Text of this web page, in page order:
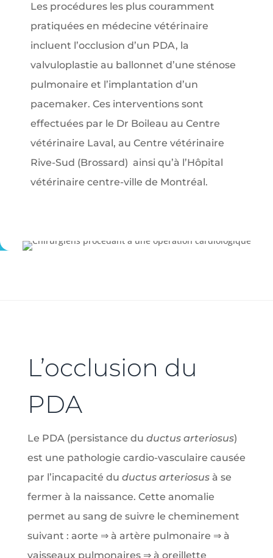
Les procédures les plus couramment
pratiquées en médecine vétérinaire
incluent l’occlusion d’un PDA, la
valvuloplastie au ballonnet d’une sténose
pulmonaire et l’implantation d’un
pacemaker. Ces interventions sont
effectuées par le Dr Boileau au Centre
vétérinaire Laval, au Centre vétérinaire
Rive-Sud (Brossard) ainsi qu’à l’Hôpital
vétérinaire centre-ville de Montréal.
L’occlusion du
PDA
Le PDA (persistance du ductus arteriosus)
est une pathologie cardio-vasculaire causée
par l’incapacité du ductus arteriosusà se
fermer à la naissance. Cette anomalie
permet au sang de suivre le cheminement
suivant : aorte ⇒ à artère pulmonaire ⇒ à
vaisseaux pulmonaires ⇒ à oreillette